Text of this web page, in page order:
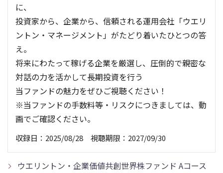
に、
投資家から、企業から、信頼される運用会社「ウエリ
ントン・マネージメント」がたどり着いたひとつの答
え。
将来にわたって稼げる企業を厳選し、圧倒的で親密な
対話の力を活かして長期投資を行う
当ファンドの魅力をぜひご視聴ください！
※当ファンドの手数料等・リスクにつきましては、動
画でご確認ください。
収録日：2025/08/28 視聴期限：2027/09/30
ウエリントン・企業価値共創世界株ファンド Aコース